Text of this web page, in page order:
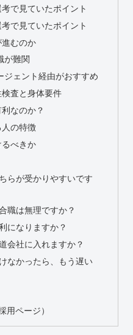
で見ていたポイント
で見ていたポイント
進むのか
が難関
ェント経由がおすすめ
検査と身体要件
なのか？
人の特徴
べきか
らが受かりやすいです
職は無理ですか？
になりますか？
会社に入れますか？
なかったら、もう遅い
ページ）